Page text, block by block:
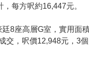
每方呎約16,447元。
8座高層G室，實用面
交，呎價12,948元，3